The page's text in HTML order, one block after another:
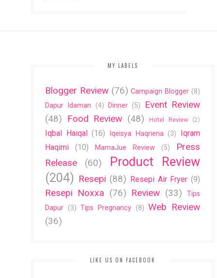
MY LABELS
Blogger Review (76) Campaign Blogger (8)
Dapur Idaman
(4) Dinner (5)
Event Review
(48)
Food Review (48) Hotel Review (2)
Iqbal Haiqal (16) Iqeisya Haqriena (3)
Iqram
Haqimi
(10) MamaJue Review (5)
Press
Release
(60)
Product Review
(204) Resepi (88) Resepi Air Fryer (9)
Resepi Noxxa (76) Review (33)
Tips
Dapur (3) Tips Pregnancy (8) Web Review
(36)
LIKE US ON FACEBOOK